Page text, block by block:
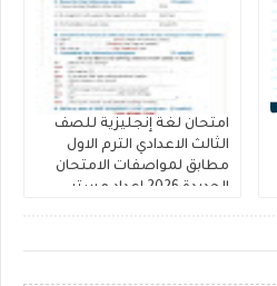
امتحان لغة إنجليزية للصف
الثالث الاعدادي الترم الاول
مطابق لمواصفات الامتحان
الجديدة 2026 إعداد مستر